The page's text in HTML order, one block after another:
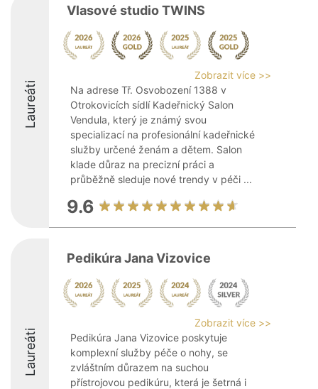
Laureáti
Vlasové studio TWINS
Zobrazit více >>
Na adrese Tř. Osvobození 1388 v
Otrokovicích sídlí Kadeřnický Salon
Vendula, který je známý svou
specializací na profesionální kadeřnické
služby určené ženám a dětem. Salon
klade důraz na precizní práci a
průběžně sleduje nové trendy v péči ...
9.6
Laureáti
Pedikúra Jana Vizovice
Zobrazit více >>
Pedikúra Jana Vizovice poskytuje
komplexní služby péče o nohy, se
zvláštním důrazem na suchou
přístrojovou pedikúru, která je šetrná i